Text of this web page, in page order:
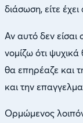
διάσωση, είτε έχει
Αν αυτό δεν είσαι
νομίζω ότι
θα επηρέαζε και
και την
Ορμώμενος